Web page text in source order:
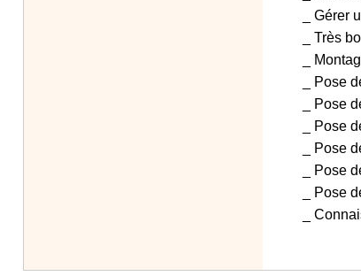
_ Gérer
_ Très
_
_ Pose
_ Pose
_ Pose
_ Pose
_ Pose
_ Pose
_